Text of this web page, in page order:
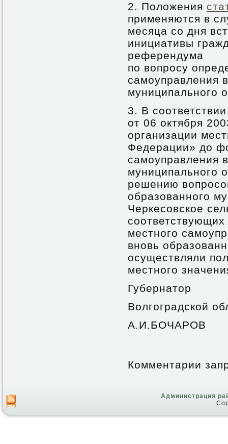
2. Положения
применяются в
месяца со дня
инициативы
референдума
по вопросу
самоуправления
муниципального
3. В
от 06 октября
организации
Федерации» до
самоуправления
муниципального
решению
образованного
Черкесовское
местного
вновь
осуществляли
местного
Губернатор
Волгоградской
А.И.БОЧАРОВ
Комментарии
Администрация